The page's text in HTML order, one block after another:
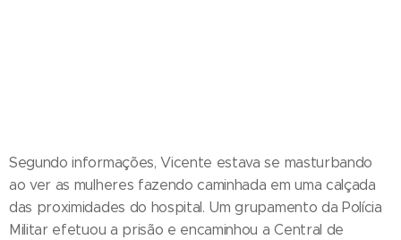
Segundo informações, Vicente estava se masturbando
ao ver as mulheres fazendo caminhada em uma calçada
das proximidades do hospital. Um grupamento da Polícia
Militar efetuou a prisão e encaminhou a Central de